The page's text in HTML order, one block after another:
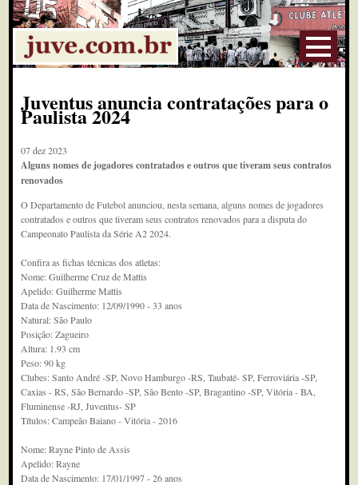
Juventus anuncia contratações para o
Paulista 2024
07 dez 2023
Alguns nomes de jogadores contratados e outros que tiveram seus contratos
renovados
O Departamento de Futebol anunciou, nesta semana, alguns nomes de jogadores
contratados e outros que tiveram seus contratos renovados para a disputa do
Campeonato Paulista da Série A2 2024.
Confira as fichas técnicas dos atletas:
Nome: Guilherme Cruz de Mattis
Apelido: Guilherme Mattis
Data de Nascimento: 12/09/1990 - 33 anos
Natural: São Paulo
Posição: Zagueiro
Altura: 1.93 cm
Peso: 90 kg
Clubes: Santo André -SP, Novo Hamburgo -RS, Taubaté- SP, Ferroviária -SP,
Caxias - RS, São Bernardo -SP, São Bento -SP, Bragantino -SP, Vitória - BA,
Fluminense -RJ, Juventus- SP
Títulos: Campeão Baiano - Vitória - 2016
Nome: Rayne Pinto de Assis
Apelido: Rayne
Data de Nascimento: 17/01/1997 - 26 anos